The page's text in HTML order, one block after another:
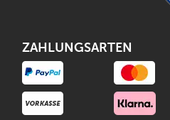
ZAHLUNGSARTEN